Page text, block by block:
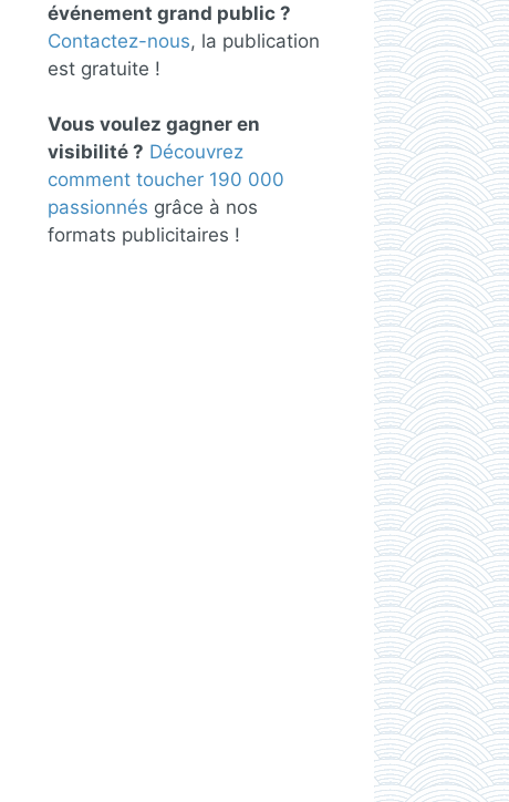
événement grand public ?
Contactez-nous, la publication
est gratuite !
Vous voulez gagner en
visibilité ? Découvrez
comment toucher 190 000
passionnés grâce à nos
formats publicitaires !